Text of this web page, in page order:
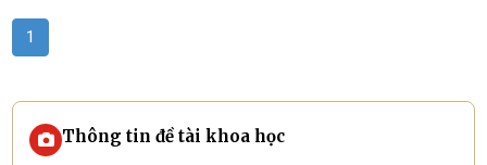
1
Thông tin đề tài khoa học